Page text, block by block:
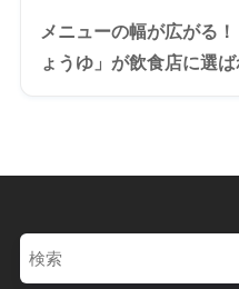
メニューの幅が広がる
ょうゆ」が飲食店に選